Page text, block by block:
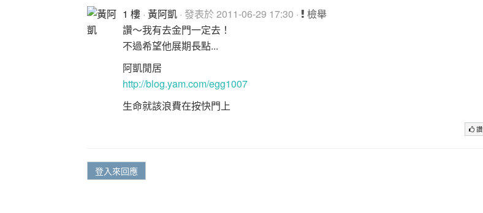
1 樓 · 黃阿凱 · 發表於 2011-06-29 17:30 ·
檢舉
讚～我有去金門一定去！
不過希望他展期長點...
阿凱閒居
http://blog.yam.com/egg1007
生命就該浪費在按快門上
讚
登入來回應